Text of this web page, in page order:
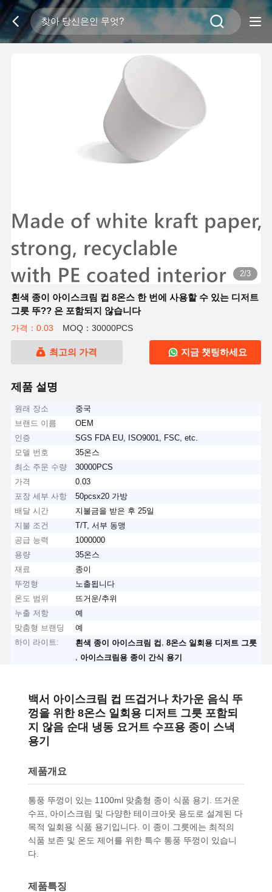
2/3
흰색 종이 아이스크림 컵 8온스 한 번에 사용할 수 있는 디저트
그릇 뚜?? 은 포함되지 않습니다
가격：0.03 MOQ：30000PCS
최고의 가격 지금 챗팅하세요
제품 설명
원래 장소
중국
브랜드 이름
OEM
인증
SGS FDA EU, ISO9001, FSC, etc.
모델 번호
35온스
최소 주문 수량
30000PCS
가격
0.03
포장 세부 사항
50pcsx20 가방
배달 시간
지불금을 받은 후 25일
지불 조건
T/T, 서부 동맹
공급 능력
1000000
용량
35온스
재료
종이
뚜껑형
노출됩니다
온도 범위
뜨거운/추위
누출 저항
예
맞춤형 브랜딩
예
하이 라이트:
흰색 종이 아이스크림 컵 ,8온스 일회용 디저트 그릇
아이스크림용 종이 간식 용기
백서 아이스크림 컵 뜨겁거나 차가운 음식 뚜
껑을 위한 8온스 일회용 디저트 그릇 포함되
지 않음 순대 냉동 요거트 수프용 종이 스낵
용기
제품개요
통풍 뚜껑이 있는 1100ml 맞춤형 종이 식품 용기. 뜨거운
수프, 아이스크림 및 다양한 테이크아웃 용도로 설계된 다
목적 일회용 식품 용기입니다. 이 종이 그릇에는 최적의
식품 보존 및 온도 제어를 위한 특수 통풍 뚜껑이 있습니
다.
제품특징